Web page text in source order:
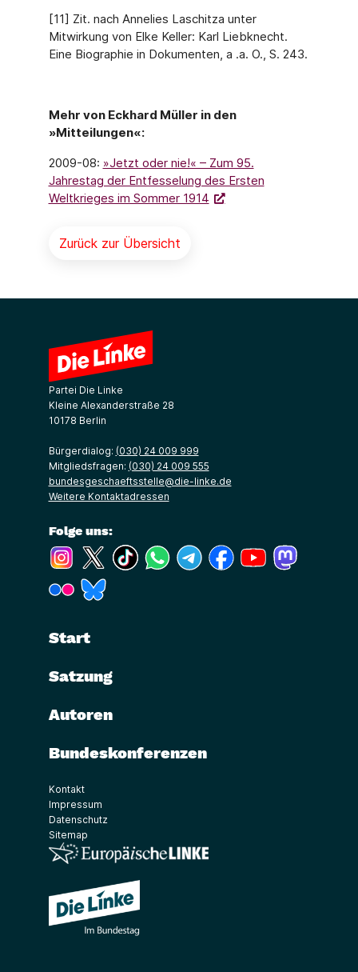
[11] Zit. nach Annelies Laschitza unter
Mitwirkung von Elke Keller: Karl Liebknecht.
Eine Biographie in Dokumenten, a .a. O., S. 243.
Mehr von Eckhard Müller in den
»Mitteilungen«:
2009-08: »Jetzt oder nie!« – Zum 95.
Jahrestag der Entfesselung des Ersten
Weltkrieges im Sommer 1914
Zurück zur Übersicht
Partei Die Linke
Kleine Alexanderstraße 28
10178 Berlin
Bürgerdialog: (030) 24 009 999
Mitgliedsfragen: (030) 24 009 555
bundesgeschaeftsstelle@die-linke.de
Weitere Kontaktadressen
Folge uns:
(Link öffnet ein neues Fenster)
(Link öffnet ein neues Fenster)
(Link öffnet ein neues Fenster)
(Link öffnet ein neues Fenster)
(Link öffnet ein neues Fenster)
(Link öffnet ein neues
(Link öffnet ein
(Link öffnet ein neues Fenster)
Start
Satzung
Autoren
Bundeskonferenzen
Kontakt
Impressum
Datenschutz
Sitemap
(Link öffnet ein neues Fenster)